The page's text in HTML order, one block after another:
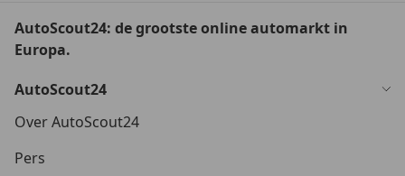
AutoScout24: de grootste online automarkt in
Europa.
AutoScout24
Over AutoScout24
Pers